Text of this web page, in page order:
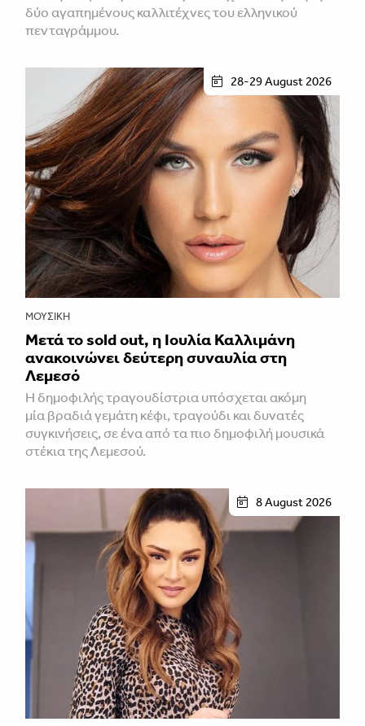
δύο αγαπημένους καλλιτέχνες του ελληνικού
πενταγράμμου.
28-29 August 2026
ΜΟΥΣΙΚΉ
Μετά το sold out, η Ιουλία Καλλιμάνη
ανακοινώνει δεύτερη συναυλία στη
Λεμεσό
H δημοφιλής τραγουδίστρια υπόσχεται ακόμη
μία βραδιά γεμάτη κέφι, τραγούδι και δυνατές
συγκινήσεις, σε ένα από τα πιο δημοφιλή μουσικά
στέκια της Λεμεσού.
8 August 2026